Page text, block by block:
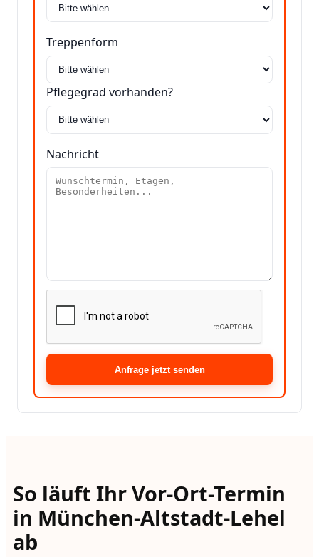
Treppenform
Pflegegrad vorhanden?
Nachricht
Anfrage jetzt senden
So läuft Ihr Vor-Ort-Termin
in München-Altstadt-Lehel
ab